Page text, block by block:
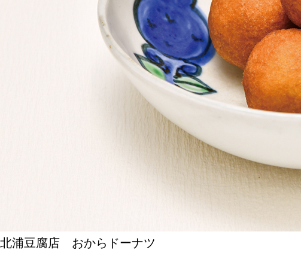
SPECIAL
SERIES
カレーが好き
京都おやつクラブ
私と店のはなし
北浦豆腐店 おからドーナツ